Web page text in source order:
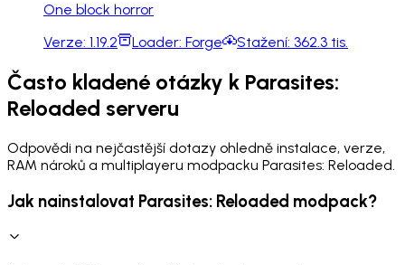
One block horror
Verze: 1.19.2 Loader: Forge Stažení: 362.3 tis.
Často kladené otázky k Parasites:
Reloaded serveru
Odpovědi na nejčastější dotazy ohledně instalace, verze,
RAM nároků a multiplayeru modpacku Parasites: Reloaded.
Jak nainstalovat Parasites: Reloaded modpack?